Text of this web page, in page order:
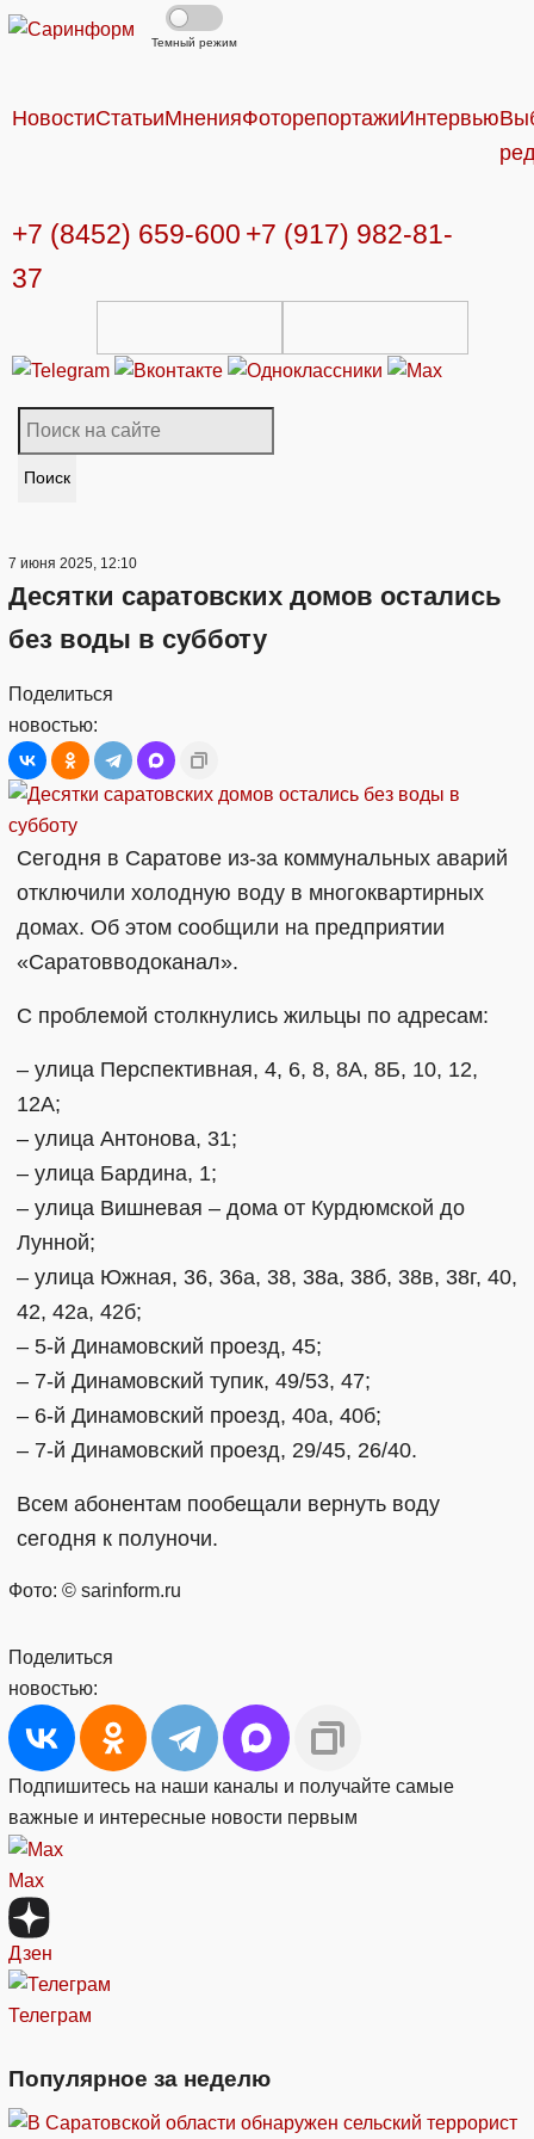
Темный режим
НовостиСтатьиМненияФоторепортажиИнтервью
+7 (8452) 659-600 +7 (917) 982-81-
37
Поиск
7 июня 2025, 12:10
Десятки саратовских домов остались
без воды в субботу
Поделиться
новостью:
Сегодня в Саратове из-за коммунальных аварий
отключили холодную воду в многоквартирных
домах. Об этом сообщили на предприятии
«Саратовводоканал».
С проблемой столкнулись жильцы по адресам:
– улица Перспективная, 4, 6, 8, 8А, 8Б, 10, 12,
12А;
– улица Антонова, 31;
– улица Бардина, 1;
– улица Вишневая – дома от Курдюмской до
Лунной;
– улица Южная, 36, 36а, 38, 38а, 38б, 38в, 38г, 40,
42, 42а, 42б;
– 5-й Динамовский проезд, 45;
– 7-й Динамовский тупик, 49/53, 47;
– 6-й Динамовский проезд, 40а, 40б;
– 7-й Динамовский проезд, 29/45, 26/40.
Всем абонентам пообещали вернуть воду
сегодня к полуночи.
Фото: © sarinform.ru
Поделиться
новостью:
Подпишитесь на наши каналы и получайте самые
важные и интересные новости первым
Max
Дзен
Телеграм
Популярное за неделю